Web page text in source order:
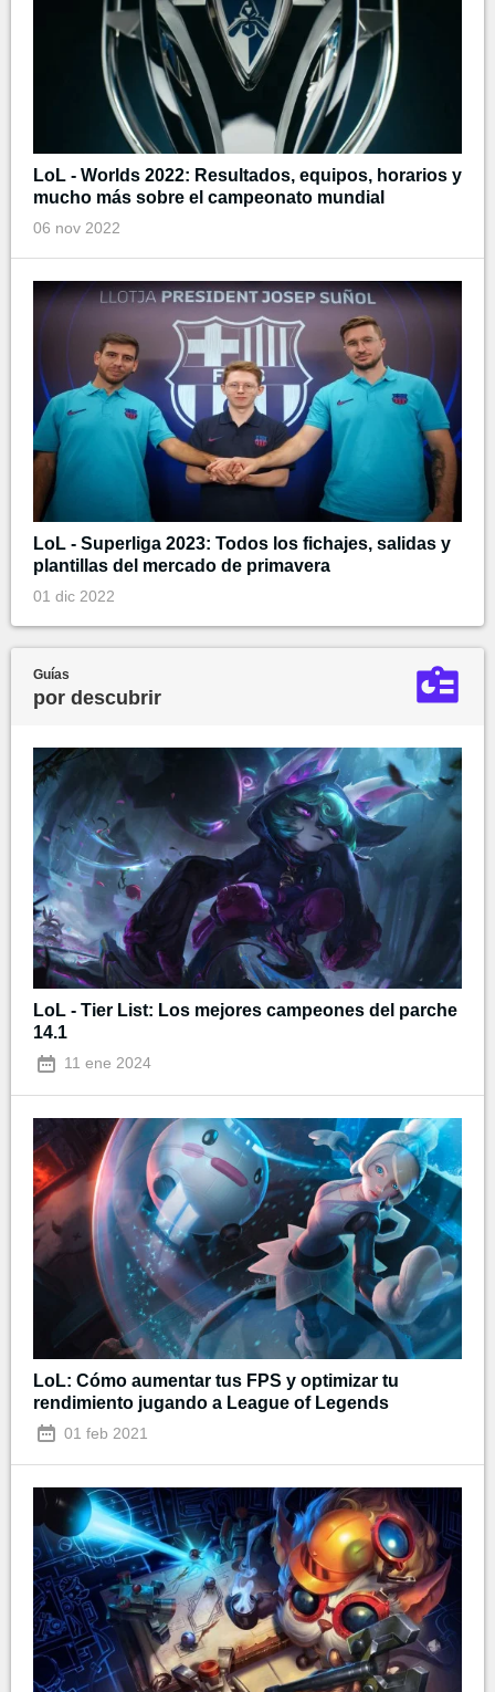
LoL - Worlds 2022: Resultados, equipos, horarios y
mucho más sobre el campeonato mundial
06 nov 2022
LoL - Superliga 2023: Todos los fichajes, salidas y
plantillas del mercado de primavera
01 dic 2022
Guías
por descubrir
LoL - Tier List: Los mejores campeones del parche
14.1
11 ene 2024
LoL: Cómo aumentar tus FPS y optimizar tu
rendimiento jugando a League of Legends
01 feb 2021